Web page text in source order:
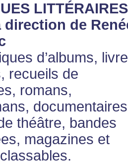
LITTÉRAIRES
direction de
d’albums,
recueils de
romans,
théâtre, bandes
magazines et